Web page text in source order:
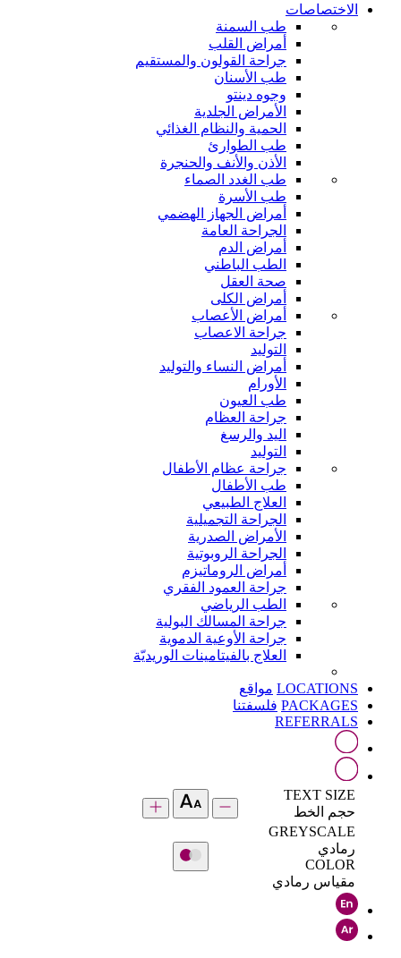
الاختصاصات
طب السمنة
أمراض القلب
جراحة القولون والمستقيم
طب الأسنان
وجوه دينتو
الأمراض الجلدية
الحمية والنظام الغذائي
طب الطوارئ
الأذن والأنف والحنجرة
طب الغدد الصماء
طب الأسرة
أمراض الجهاز الهضمي
الجراحة العامة
أمراض الدم
الطب الباطني
صحة العقل
أمراض الكلى
أمراض الأعصاب
جراحة الاعصاب
التوليد
أمراض النساء والتوليد
الأورام
طب العيون
جراحة العظام
اليد والرسغ
التوليد
جراحة عظام الأطفال
طب الأطفال
العلاج الطبيعي
الجراحة التجميلية
الأمراض الصدرية
الجراحة الروبوتية
أمراض الروماتيزم
جراحة العمود الفقري
الطب الرياضي
جراحة المسالك البولية
جراحة الأوعية الدموية
العلاج بالفيتامينات الوريديّة
LOCATIONS مواقع
PACKAGES فلسفتنا
REFERRALS
TEXT SIZE
حجم الخط
GREYSCALE
رمادي
COLOR
مقياس رمادي